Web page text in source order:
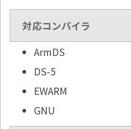
対応コンパイラ
ArmDS
DS-5
EWARM
GNU